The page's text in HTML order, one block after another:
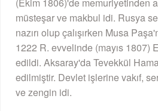
müsteşar ve makbul idi. Rusya
nazırı olup çalışırken Musa
1222 R. evvelinde (mayıs 1807)
edildi. Aksaray'da Tevekkül
edilmiştir. Devlet işlerine vakıf,
ve zengin idi.